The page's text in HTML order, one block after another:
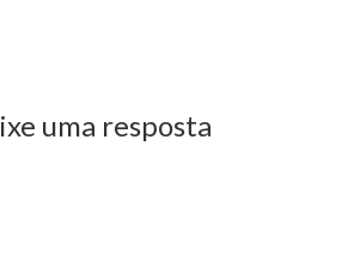
uma resposta